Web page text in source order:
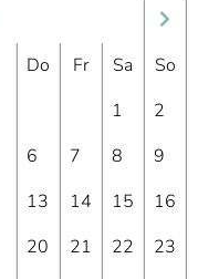
Do Fr Sa
So
1
2
6 7 8
9
13 14 15
16
20 21 22
23